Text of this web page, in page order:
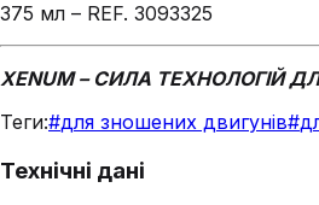
375 мл – REF. 3093325
XENUM – СИЛА ТЕХНОЛОГІЙ
Теги:#для зношених двигунів#
Технічні дані